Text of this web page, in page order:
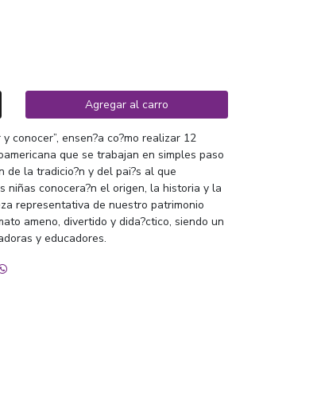
Agregar al carro
conocer”, ensen?a co?mo realizar 12
que se trabajan en simples paso
de la tradicio?n y del pai?s al que
niñas conocera?n el origen, la historia y la
representativa de nuestro patrimonio
ameno, divertido y dida?ctico, siendo un
y educadores.